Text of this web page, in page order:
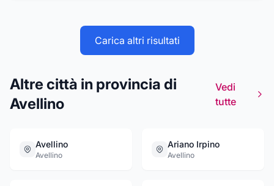
Carica altri risultati
Altre città in provincia di
Avellino
Vedi
tutte
Avellino
Avellino
Ariano Irpino
Avellino